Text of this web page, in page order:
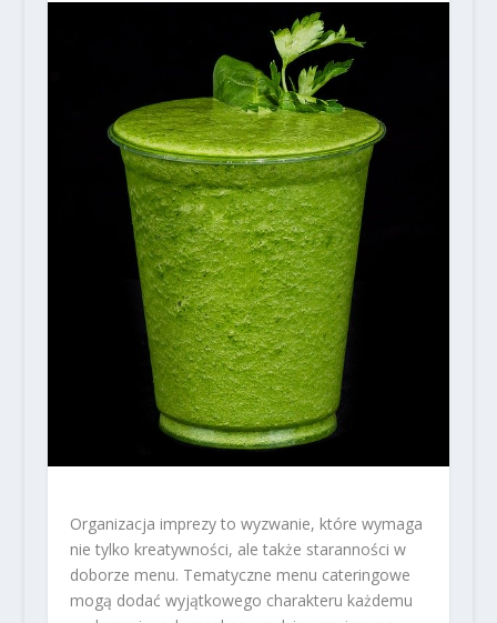
Organizacja imprezy to wyzwanie, które wymaga
nie tylko kreatywności, ale także staranności w
doborze menu. Tematyczne menu cateringowe
mogą dodać wyjątkowego charakteru każdemu